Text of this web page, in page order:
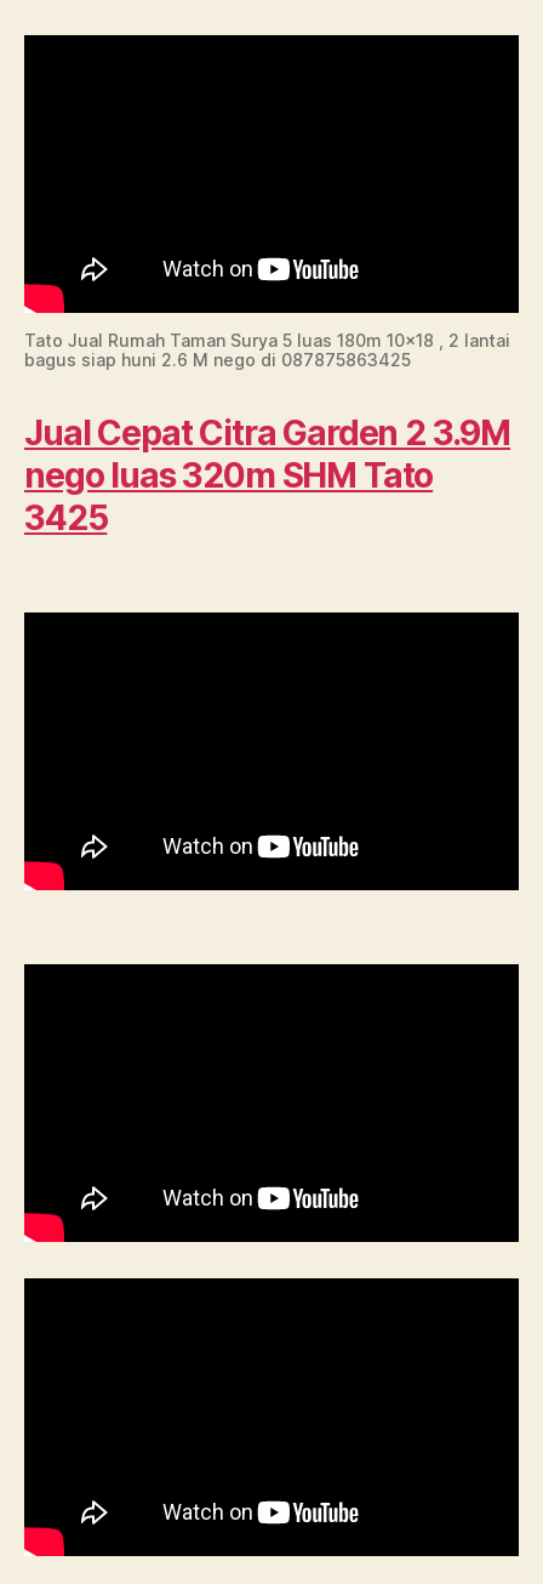
Tato Jual Rumah Taman Surya 5 luas 180m 10×18 , 2 lantai
bagus siap huni 2.6 M nego di 087875863425
Jual Cepat Citra Garden 2 3.9M
nego luas 320m SHM Tato
3425